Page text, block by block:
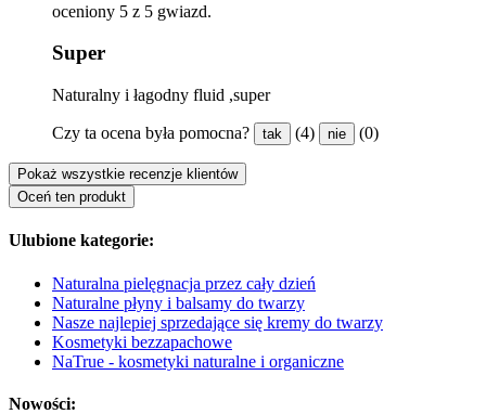
oceniony 5 z 5 gwiazd.
Super
Naturalny i łagodny fluid ,super
Czy ta ocena była pomocna? tak (4) nie (0)
Pokaż wszystkie recenzje klientów
Oceń ten produkt
Ulubione kategorie:
Naturalna pielęgnacja przez cały dzień
Naturalne płyny i balsamy do twarzy
Nasze najlepiej sprzedające się kremy do twarzy
Kosmetyki bezzapachowe
NaTrue - kosmetyki naturalne i organiczne
Nowości: